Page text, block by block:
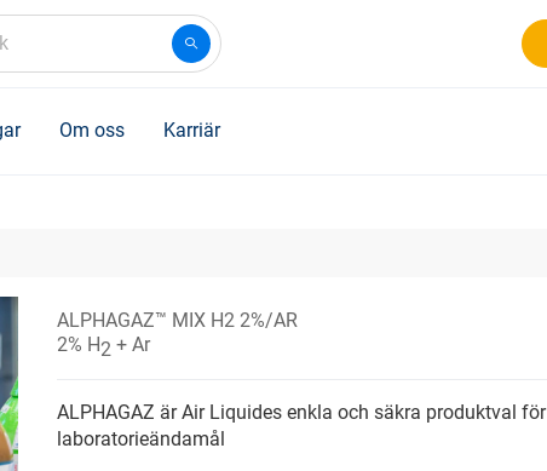
Om oss Karriär
ALPHAGAZ™ MIX H2 2%/AR
2% H2 + Ar
ALPHAGAZ är Air Liquides enkla och säkra produktval för
laboratorieändamål